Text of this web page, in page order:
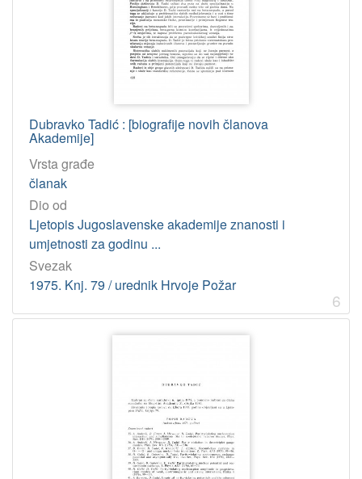
Dubravko Tadić : [biografije novih članova
Akademije]
Vrsta građe
članak
Dio od
Ljetopis Jugoslavenske akademije znanosti i
umjetnosti za godinu ...
Svezak
1975. Knj. 79 / urednik Hrvoje Požar
6